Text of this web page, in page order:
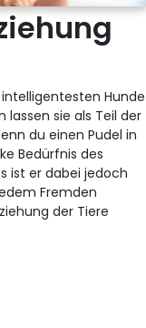
Hunde
sie als Teil der
du einen Pudel in
Bedürfnis des
ist er dabei jedoch
Fremden
der Tiere